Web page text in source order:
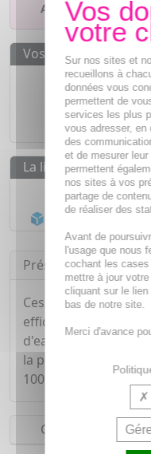
Ajouter à mes
Vos avantages
Des prix
Paiement en
Paiement en 4
La livraison
Livraison
Présentation
Ces Lingettes ultra
efficacement en un
d'eau, sans parfum
la peau sensible des
100% d'origine
Conseils
Sur nos sites et
recueillons à
données vous
permettent de
services les plus
vous adresser, en
des
et de mesurer
permettent
nos sites à vos
partage de
de réaliser des
Avant de
l'usage que nous
cochant les
mettre à jour
cliquant sur le
bas de notre site.
Merci d'avance